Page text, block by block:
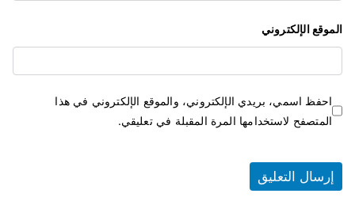
الموقع الإلكتروني
احفظ اسمي، بريدي الإلكتروني، والموقع الإلكتروني في هذا
المتصفح لاستخدامها المرة المقبلة في تعليقي.